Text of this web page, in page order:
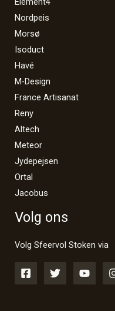
Nordpeis
Morsø
Isoduct
Havé
M-Design
France Artisanat
Reny
Altech
Meteor
Jydepejsen
Ortal
Jacobus
Volg ons
Volg Sfeervol Stoken via